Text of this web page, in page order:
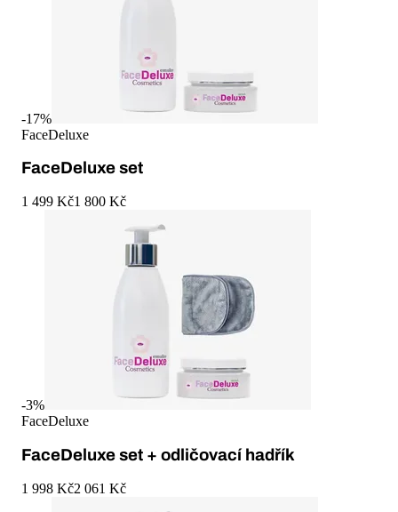
-17%
FaceDeluxe
FaceDeluxe set
1 499 Kč1 800 Kč
-3%
FaceDeluxe
FaceDeluxe set + odličovací hadřík
1 998 Kč2 061 Kč